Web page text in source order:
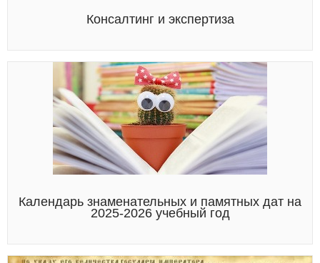
Консалтинг и экспертиза
Календарь знаменательных и памятных дат на
2025-2026 учебный год